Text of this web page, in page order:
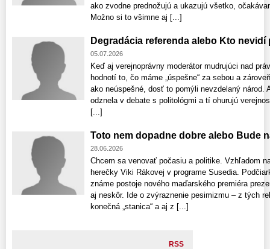
ako zvodne prednožujú a ukazujú všetko,
Možno si to všimne aj [...]
Degradácia referenda alebo Kto
05.07.2026
Keď aj verejnoprávny moderátor mudrujúci nad
hodnotí to, čo máme „úspešne“ za sebou a
ako neúspešné, dosť to pomýli nevzdelaný národ.
odznela v debate s politológmi a tí ohurujú
[...]
Toto nem dopadne dobre alebo Bude
28.06.2026
Chcem sa venovať počasiu a politike. Vzhľadom
herečky Viki Rákovej v programe Susedia.
známe postoje nového maďarského premiéra
aj neskôr. Ide o zvýraznenie pesimizmu – z tých
konečná „stanica“ a aj z [...]
RSS